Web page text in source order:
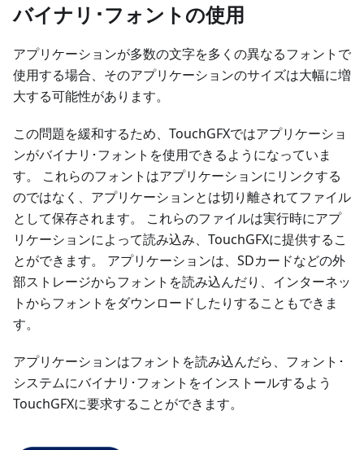
バイナリ･フォントの使用
アプリケーションが多数の文字を多くの異なるフォントで
使用する場合、そのアプリケーションのサイズは大幅に増
大する可能性があります。
この問題を緩和するため、TouchGFXではアプリケーショ
ンがバイナリ･フォントを使用できるようになっていま
す。 これらのフォントはアプリケーションにリンクする
のではなく、アプリケーションとは切り離されてファイル
として保存されます。 これらのファイルは実行時にアプ
リケーションによって読み込み、TouchGFXに提供するこ
とができます。 アプリケーションは、SDカードなどの外
部ストレージからフォントを読み込んだり、インターネッ
トからフォントをダウンロードしたりすることもできま
す。
アプリケーションはフォントを読み込んだら、フォント･
システムにバイナリ･フォントをインストールするよう
TouchGFXに要求することができます。